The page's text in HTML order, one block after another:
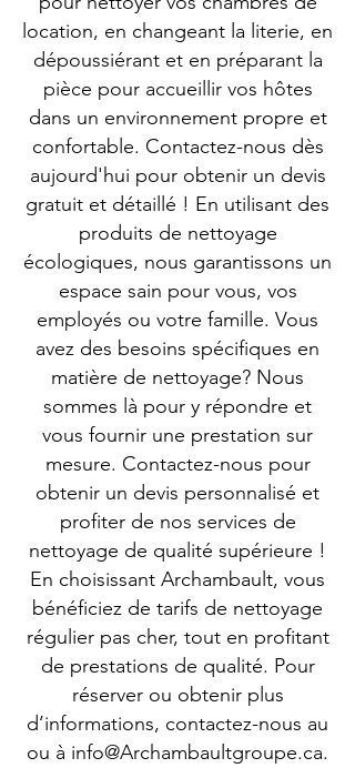
location, en changeant la literie, en
dépoussiérant et en préparant la
pièce pour accueillir vos hôtes
dans un environnement propre et
confortable. Contactez-nous dès
aujourd'hui pour obtenir un devis
gratuit et détaillé ! En utilisant des
produits de nettoyage
écologiques, nous garantissons un
espace sain pour vous, vos
employés ou votre famille. Vous
avez des besoins spécifiques en
matière de nettoyage? Nous
sommes là pour y répondre et
vous fournir une prestation sur
mesure. Contactez-nous pour
obtenir un devis personnalisé et
profiter de nos services de
nettoyage de qualité supérieure !
En choisissant Archambault, vous
bénéficiez de tarifs de nettoyage
régulier pas cher, tout en profitant
de prestations de qualité. Pour
réserver ou obtenir plus
d’informations, contactez-nous au
ou à info@Archambaultgroupe.ca.